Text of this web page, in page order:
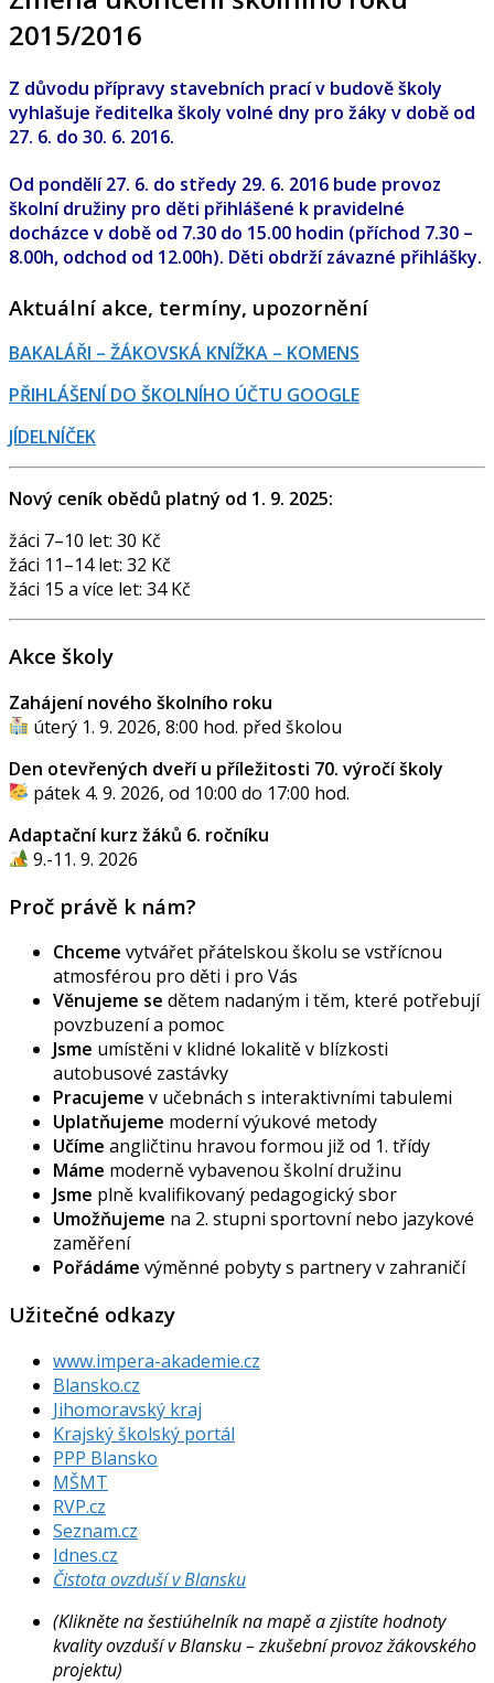
2015/2016
Z důvodu přípravy stavebních prací v budově školy
vyhlašuje ředitelka školy volné dny pro žáky v době od
27. 6. do 30. 6. 2016.
Od pondělí 27. 6. do středy 29. 6. 2016 bude provoz
školní družiny pro děti přihlášené k pravidelné
docházce v době od 7.30 do 15.00 hodin (příchod 7.30 –
8.00h, odchod od 12.00h). Děti obdrží závazné přihlášky.
Aktuální akce, termíny, upozornění
BAKALÁŘI – ŽÁKOVSKÁ KNÍŽKA – KOMENS
PŘIHLÁŠENÍ DO ŠKOLNÍHO ÚČTU GOOGLE
JÍDELNÍČEK
Nový ceník obědů platný od 1. 9. 2025:
žáci 7–10 let: 30 Kč
žáci 11–14 let: 32 Kč
žáci 15 a více let: 34 Kč
Akce školy
Zahájení nového školního roku
úterý 1. 9. 2026, 8:00 hod. před školou
Den otevřených dveří u příležitosti 70. výročí školy
pátek 4. 9. 2026, od 10:00 do 17:00 hod.
Adaptační kurz žáků 6. ročníku
9.-11. 9. 2026
Proč právě k nám?
Chceme vytvářet přátelskou školu se vstřícnou
atmosférou pro děti i pro Vás
Věnujeme se dětem nadaným i těm, které potřebují
povzbuzení a pomoc
Jsme umístěni v klidné lokalitě v blízkosti
autobusové zastávky
Pracujeme v učebnách s interaktivními tabulemi
Uplatňujeme moderní výukové metody
Učíme angličtinu hravou formou již od 1. třídy
Máme moderně vybavenou školní družinu
Jsme plně kvalifikovaný pedagogický sbor
Umožňujeme na 2. stupni sportovní nebo jazykové
zaměření
Pořádáme výměnné pobyty s partnery v zahraničí
Užitečné odkazy
www.impera-akademie.cz
Blansko.cz
Jihomoravský kraj
Krajský školský portál
PPP Blansko
MŠMT
RVP.cz
Seznam.cz
Idnes.cz
Čistota ovzduší v Blansku
(Klikněte na šestiúhelník na mapě a zjistíte hodnoty
kvality ovzduší v Blansku – zkušební provoz žákovského
projektu)